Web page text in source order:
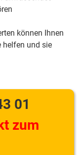
können Ihnen
helfen und sie
01
zum